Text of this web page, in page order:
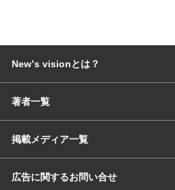
Newʼs visionとは？
著者一覧
掲載メディア一覧
広告に関するお問い合せ